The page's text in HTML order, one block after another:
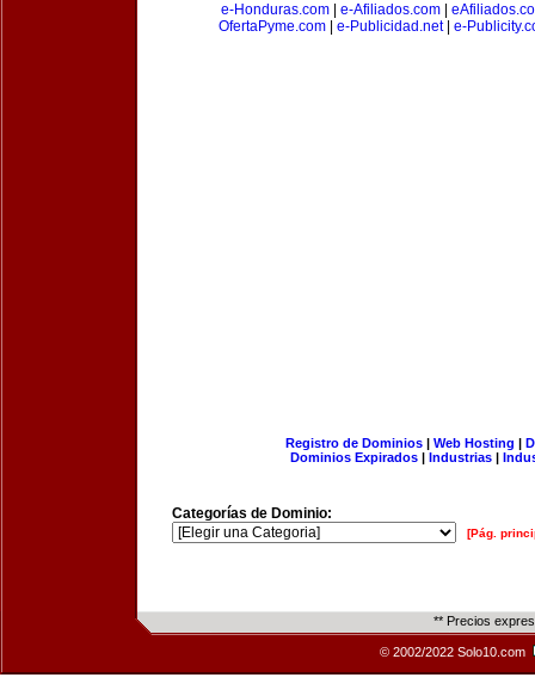
e-Honduras.com| e-Afiliados.com|
OfertaPyme.com| e-Publicidad.net| e-
Registro de Dominios| Web Hosting |
Dominios Expirados | Industrias |
Categorías de Dominio:
[Pág.
** Precios
© 2002/2022 Solo10.com